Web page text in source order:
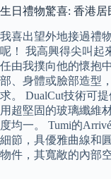
生日禮物驚喜: 香港
我喜出望外地接過禮
呢！ 我高興得尖叫起
任由我撲向他的懷抱
部、身體或臉部造型
求。 DualCut技術可
用超堅固的玻璃纖維
度均一。 Tumi的
細節，具優雅曲線和
物件，其寬敞的內部